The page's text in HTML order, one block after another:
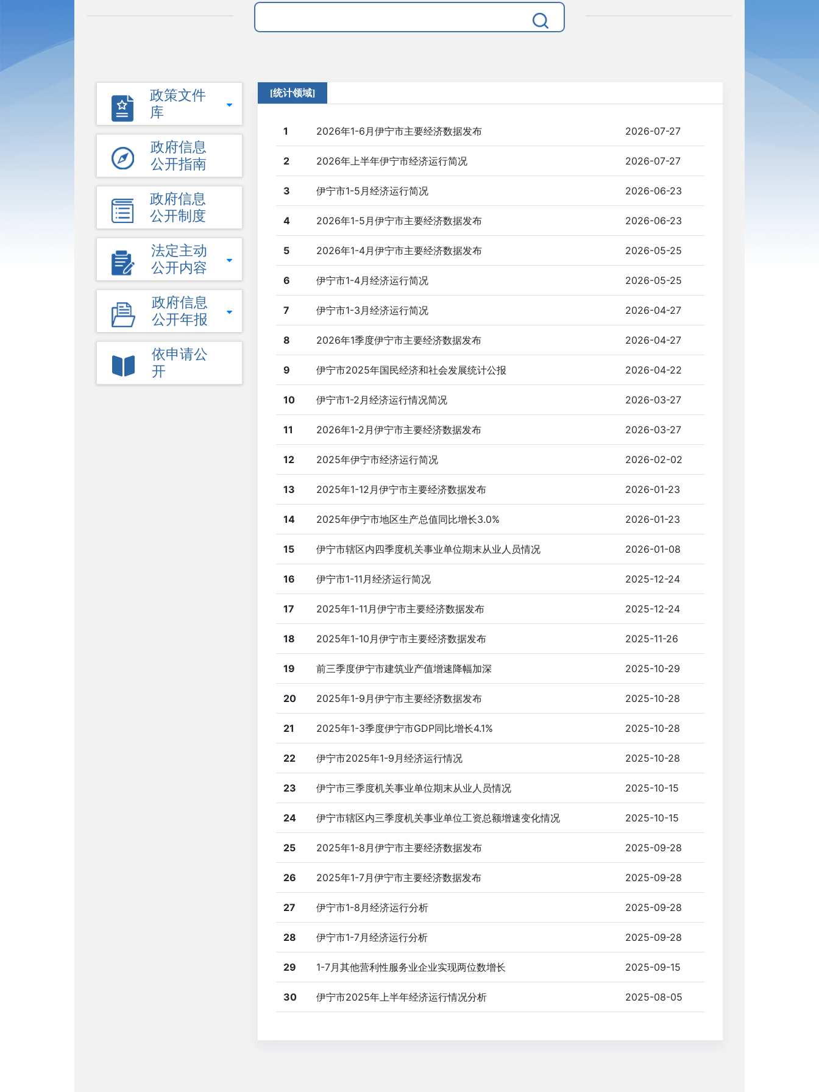
政策文件
库
政府信息
公开指南
政府信息
公开制度
法定主动
公开内容
政府信息
公开年报
依申请公
开
[统计领域]
1 2026年1-6月伊宁市主要经济数据发布 2026-07-27
2 2026年上半年伊宁市经济运行简况 2026-07-27
3 伊宁市1-5月经济运行简况 2026-06-23
4 2026年1-5月伊宁市主要经济数据发布 2026-06-23
5 2026年1-4月伊宁市主要经济数据发布 2026-05-25
6 伊宁市1-4月经济运行简况 2026-05-25
7 伊宁市1-3月经济运行简况 2026-04-27
8 2026年1季度伊宁市主要经济数据发布 2026-04-27
9 伊宁市2025年国民经济和社会发展统计公报 2026-04-22
10 伊宁市1-2月经济运行情况简况 2026-03-27
11 2026年1-2月伊宁市主要经济数据发布 2026-03-27
12 2025年伊宁市经济运行简况 2026-02-02
13 2025年1-12月伊宁市主要经济数据发布 2026-01-23
14 2025年伊宁市地区生产总值同比增长3.0% 2026-01-23
15 伊宁市辖区内四季度机关事业单位期末从业人员情况 2026-01-08
16 伊宁市1-11月经济运行简况 2025-12-24
17 2025年1-11月伊宁市主要经济数据发布 2025-12-24
18 2025年1-10月伊宁市主要经济数据发布 2025-11-26
19 前三季度伊宁市建筑业产值增速降幅加深 2025-10-29
20 2025年1-9月伊宁市主要经济数据发布 2025-10-28
21 2025年1-3季度伊宁市GDP同比增长4.1% 2025-10-28
22 伊宁市2025年1-9月经济运行情况 2025-10-28
23 伊宁市三季度机关事业单位期末从业人员情况 2025-10-15
24 伊宁市辖区内三季度机关事业单位工资总额增速变化情况 2025-10-15
25 2025年1-8月伊宁市主要经济数据发布 2025-09-28
26 2025年1-7月伊宁市主要经济数据发布 2025-09-28
27 伊宁市1-8月经济运行分析 2025-09-28
28 伊宁市1-7月经济运行分析 2025-09-28
29 1-7月其他营利性服务业企业实现两位数增长 2025-09-15
30 伊宁市2025年上半年经济运行情况分析 2025-08-05